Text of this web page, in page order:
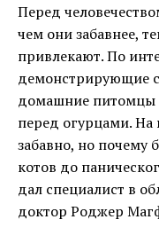
Перед
чем они забавнее,
привлекают. По
демонстрирующие
домашние питомцы
перед огурцами. На
забавно, но почему
котов до
дал специалист в
доктор Роджер